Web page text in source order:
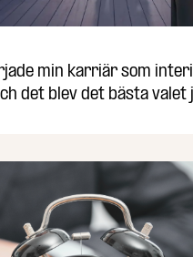
min karriär som
det blev det bästa valet